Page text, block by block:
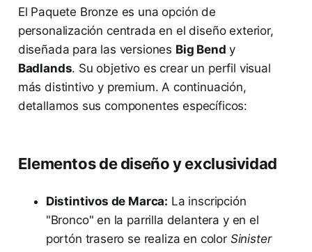
El Paquete Bronze es una opción de
personalización centrada en el diseño exterior,
diseñada para las versiones Big Bend y
Badlands. Su objetivo es crear un perfil visual
más distintivo y premium. A continuación,
detallamos sus componentes específicos:
Elementos de diseño y exclusividad
Distintivos de Marca: La inscripción
"Bronco" en la parrilla delantera y en el
portón trasero se realiza en color Sinister